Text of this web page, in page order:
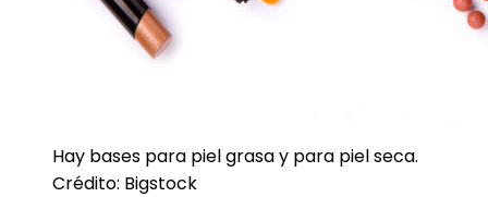
Hay bases para piel grasa y para piel seca.
Crédito: Bigstock